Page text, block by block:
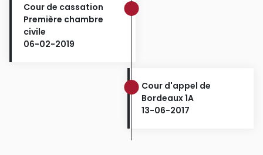
Cour de cassation
Première chambre
civile
06-02-2019
Cour d'appel de
Bordeaux 1A
13-06-2017